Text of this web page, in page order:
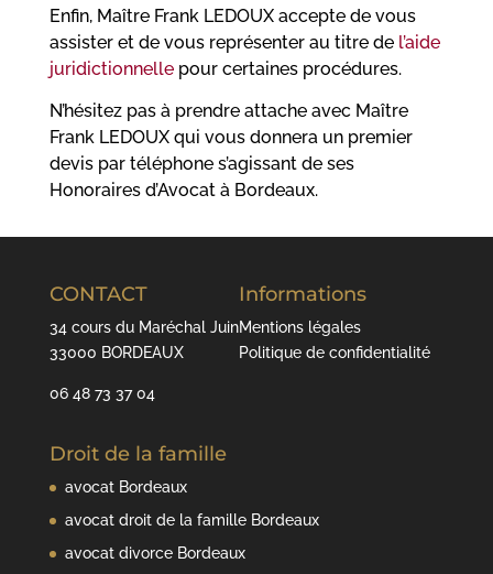
Enfin, Maître Frank LEDOUX accepte de vous
assister et de vous représenter au titre de l’aide
juridictionnellepour certaines procédures.
N’hésitez pas à prendre attache avec Maître
Frank LEDOUX qui vous donnera un premier
devis par téléphone s’agissant de ses
Honoraires d’Avocat à Bordeaux.
CONTACT
34 cours du Maréchal Juin
33000 BORDEAUX
06 48 73 37 04
Informations
Mentions légales
Politique de confidentialité
Droit de la famille
avocat Bordeaux
avocat droit de la famille Bordeaux
avocat divorce Bordeaux